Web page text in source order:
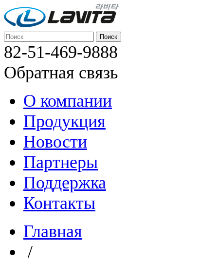
82-51-469-9888
Обратная связь
О компании
Продукция
Новости
Партнеры
Поддержка
Контакты
Главная
/